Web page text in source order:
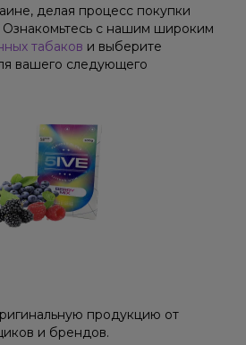
делая процесс покупки
с нашим широким
табаков и выберите
вашего следующего
продукцию от
и брендов.